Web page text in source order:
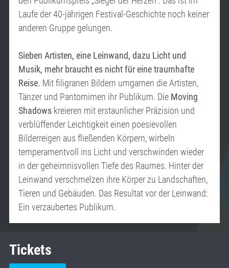
Laufe der 40-jährigen Festival-Geschichte noch keiner
anderen Gruppe gelungen.
Sieben Artisten, eine Leinwand, dazu Licht und
Musik, mehr braucht es nicht für eine traumhafte
Reise. Mit filigranen Bildern umgarnen die Artisten,
Tänzer und Pantomimen ihr Publikum. Die Moving
Shadows kreieren mit erstaunlicher Präzision und
verblüffender Leichtigkeit einen poesievollen
Bilderreigen aus fließenden Körpern, wirbeln
temperamentvoll ins Licht und verschwinden wieder
in der geheimnisvollen Tiefe des Raumes. Hinter der
Leinwand verschmelzen ihre Körper zu Landschaften,
Tieren und Gebäuden. Das Resultat vor der Leinwand:
Ein verzaubertes Publikum.
Tickets